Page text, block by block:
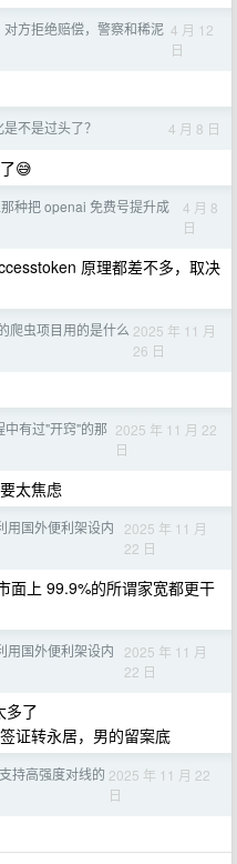
对方拒绝赔偿，警察和稀泥 4 月 12
日
不是过头了？ 4 月 8 日
😅
种把 openai 免费号提升成
4 月 8
日
原理都差不多，取决
爬虫项目用的是什么 2025 年 11 月
26 日
有过"开窍"的那 2025 年 11 月 22
日
太焦虑
用国外便利架设内
2025 年 11 月
22 日
面上 99.9%的所谓家宽都更干
用国外便利架设内
2025 年 11 月
22 日
多了
证转永居，男的留案底
持高强度对线的 2025 年 11 月 22
日